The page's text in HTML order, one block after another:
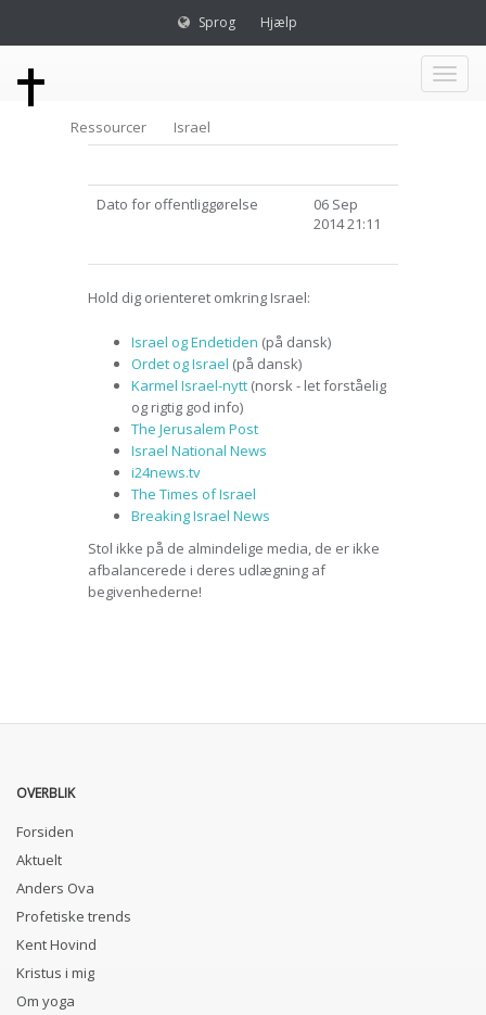
Sprog Hjælp
Toggle
Ressourcer Israel
Dato for offentliggørelse
06 Sep
2014 21:11
Hold dig orienteret omkring Israel:
Israel og Endetiden (på dansk)
Ordet og Israel (på dansk)
Karmel Israel-nytt (norsk - let forståelig
og rigtig god info)
The Jerusalem Post
Israel National News
i24news.tv
The Times of Israel
Breaking Israel News
Stol ikke på de almindelige media, de er ikke
afbalancerede i deres udlægning af
begivenhederne!
OVERBLIK
Forsiden
Aktuelt
Anders Ova
Profetiske trends
Kent Hovind
Kristus i mig
Om yoga